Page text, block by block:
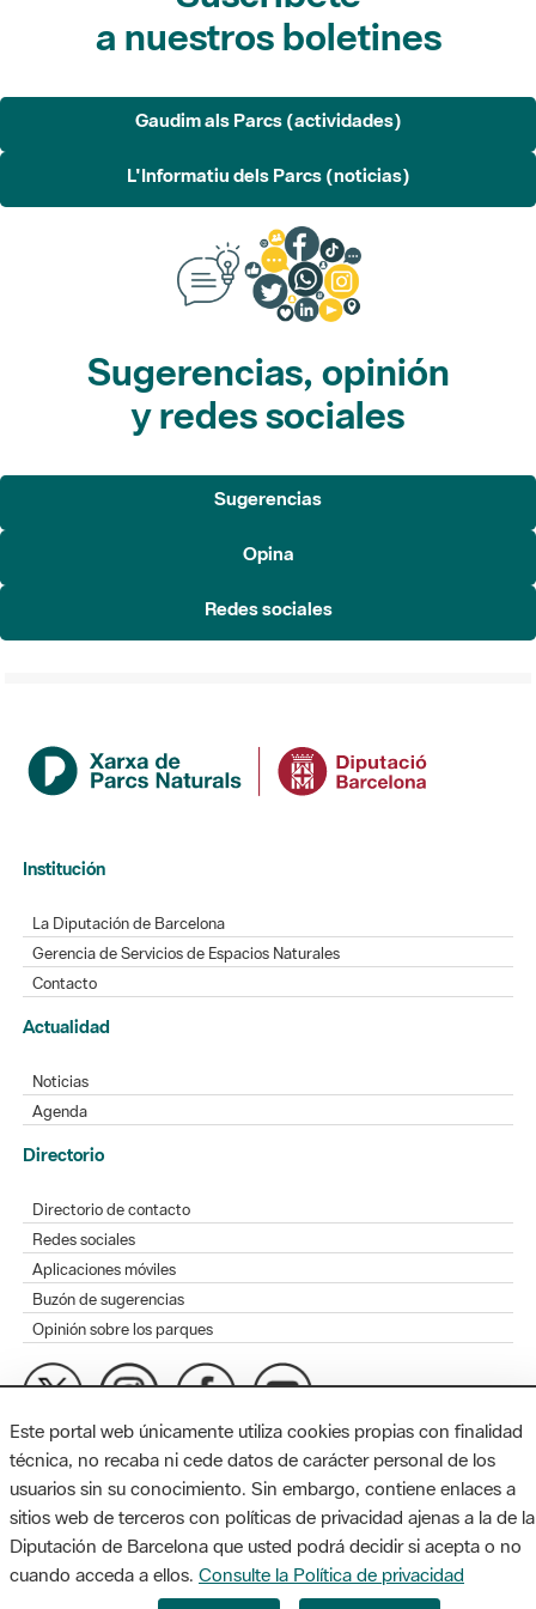
a nuestros boletines
Gaudim als Parcs (actividades)
L'Informatiu dels Parcs (noticias)
Sugerencias, opinión
y redes sociales
Sugerencias
Opina
Redes sociales
Institución
La Diputación de Barcelona
Gerencia de Servicios de Espacios Naturales
Contacto
Actualidad
Noticias
Agenda
Directorio
Directorio de contacto
Redes sociales
Aplicaciones móviles
Buzón de sugerencias
Opinión sobre los parques
MAPA WEB
Diputación de Barcelona. Edifici Llacuna, 1a planta. Badajoz, 49.
08005 Barcelona. Tel. 934 022 428 / xarxaparcs@diba.cat
Este portal web únicamente utiliza cookies propias con finalidad
técnica, no recaba ni cede datos de carácter personal de los
usuarios sin su conocimiento. Sin embargo, contiene enlaces a
sitios web de terceros con políticas de privacidad ajenas a la de la
Diputación de Barcelona que usted podrá decidir si acepta o no
cuando acceda a ellos. Consulte la Política de privacidad